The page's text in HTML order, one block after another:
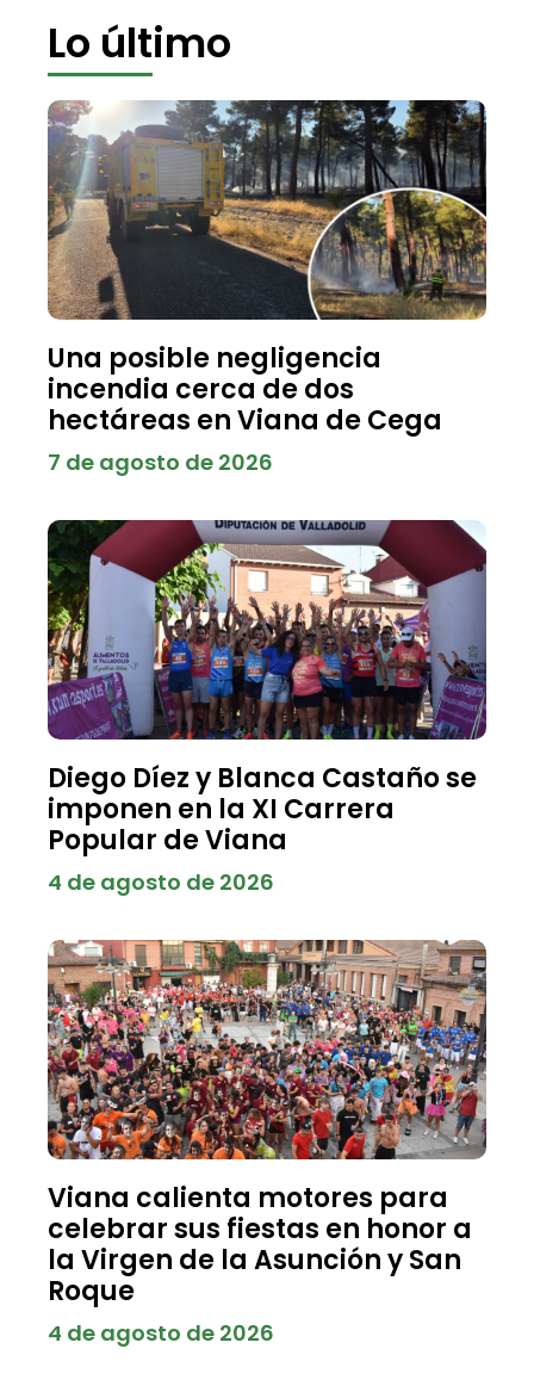
Lo último
Una posible negligencia
incendia cerca de dos
hectáreas en Viana de Cega
7 de agosto de 2026
Diego Díez y Blanca Castaño se
imponen en la XI Carrera
Popular de Viana
4 de agosto de 2026
Viana calienta motores para
celebrar sus fiestas en honor a
la Virgen de la Asunción y San
Roque
4 de agosto de 2026